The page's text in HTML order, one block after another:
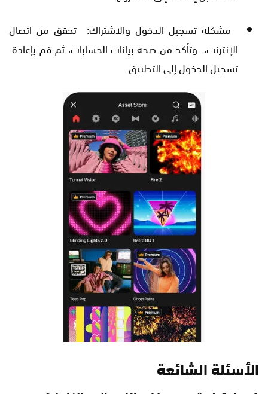
مشكلة تسجيل الدخول والاشتراك: تحقق من اتصال
الإنترنت، وتأكد من صحة بيانات الحسابات، ثم قم بإعادة
تسجيل الدخول إلى التطبيق.
الأسئلة الشائعة